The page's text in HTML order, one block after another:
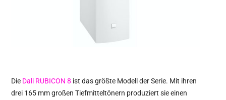
Die Dali RUBICON 8 ist das größte Modell der Serie. Mit ihren
drei 165 mm großen Tiefmitteltönern produziert sie einen